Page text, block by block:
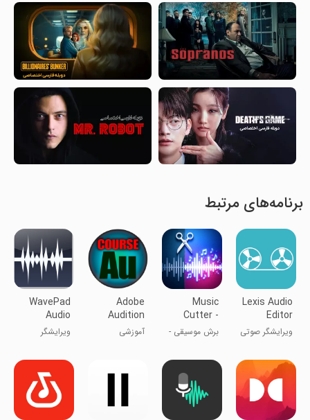
برنامه‌های مرتبط
Lexis Audio
Editor
ویرایشگر صوتی
Music
Cutter -
Ringtone
maker
برش موسیقی -
Adobe
Audition
Course
آموزشی
WavePad
Audio
Editor
ویرایشگر